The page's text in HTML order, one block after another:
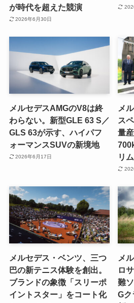
が時代を超えた競演
2026年6月30日
メルセデスAMGのV8は終
わらない。新型GLE 63 S／
GLS 63が示す、ハイパフ
ォーマンスSUVの新境地
2026年6月17日
メ
ス
量
リ
メルセデス・ベンツ、三つ
巴の新テニス体験を創出。
ブランドの象徴「スリーポ
イントスター」をコート化
メ
ロ
難
Gク